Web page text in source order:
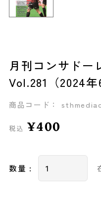
月刊コンサドー
Vol.281（2024年
商品コード：
税込 ¥400
数量 :